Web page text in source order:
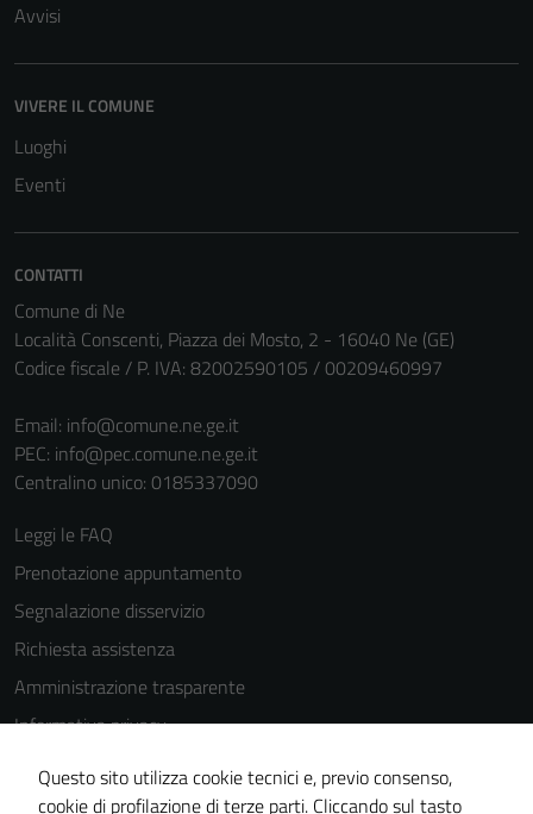
Avvisi
VIVERE IL COMUNE
Luoghi
Eventi
CONTATTI
Comune di Ne
Località Conscenti, Piazza dei Mosto, 2 - 16040 Ne (GE)
Codice fiscale / P. IVA: 82002590105 / 00209460997
Email: info@comune.ne.ge.it
PEC: info@pec.comune.ne.ge.it
Centralino unico: 0185337090
Leggi le FAQ
Prenotazione appuntamento
Segnalazione disservizio
Richiesta assistenza
Amministrazione trasparente
Informativa privacy
Cookie Policy
Note legali
Questo sito utilizza cookie tecnici e, previo consenso,
cookie di profilazione di terze parti. Cliccando sul tasto
funzionamento
non raccolgono